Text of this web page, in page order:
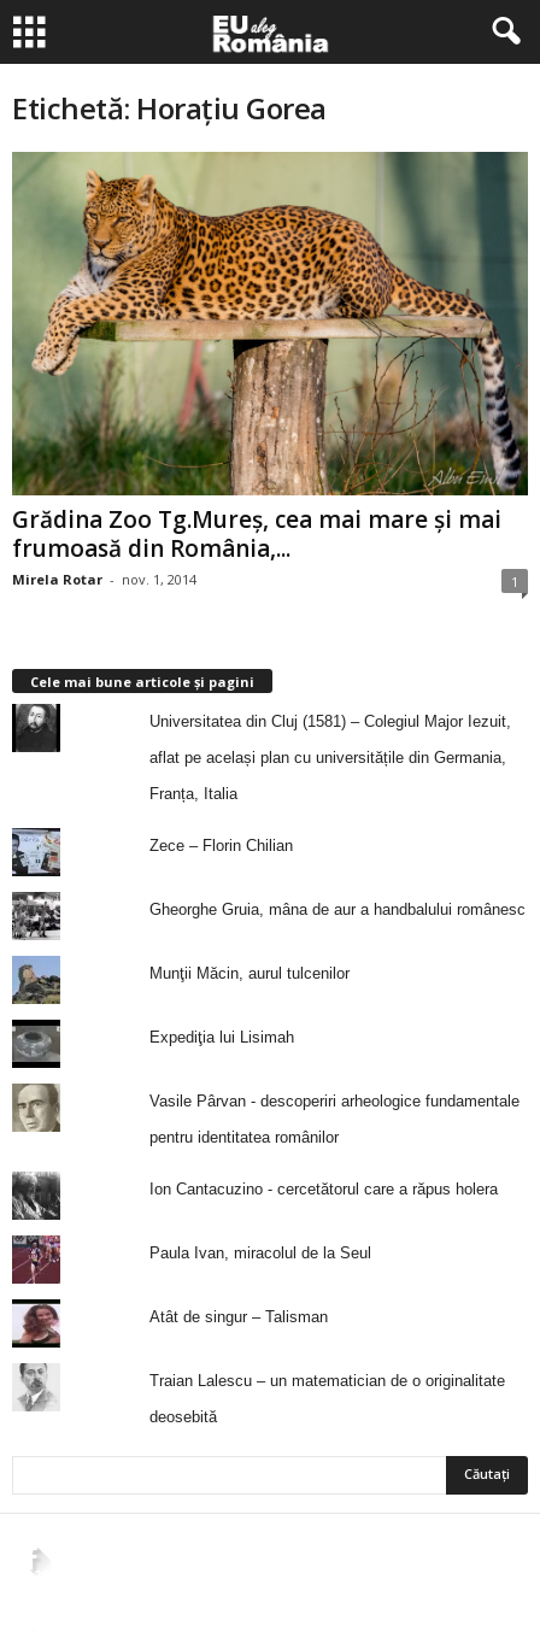
Etichetă: Horațiu Gorea
Grădina Zoo Tg.Mureș, cea mai mare și mai
frumoasă din România,...
Mirela Rotar - nov. 1, 2014 1
Cele mai bune articole și pagini
Universitatea din Cluj (1581) – Colegiul Major Iezuit,
aflat pe același plan cu universitățile din Germania,
Franța, Italia
Zece – Florin Chilian
Gheorghe Gruia, mâna de aur a handbalului românesc
Munţii Măcin, aurul tulcenilor
Expediţia lui Lisimah
Vasile Pârvan - descoperiri arheologice fundamentale
pentru identitatea românilor
Ion Cantacuzino - cercetătorul care a răpus holera
Paula Ivan, miracolul de la Seul
Atât de singur – Talisman
Traian Lalescu – un matematician de o originalitate
deosebită
2,265